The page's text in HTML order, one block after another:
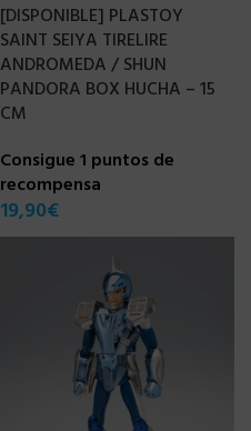
[DISPONIBLE] PLASTOY
SAINT SEIYA TIRELIRE
ANDROMEDA / SHUN
PANDORA BOX HUCHA – 15
CM
Consigue 1 puntos de
recompensa
19,90€